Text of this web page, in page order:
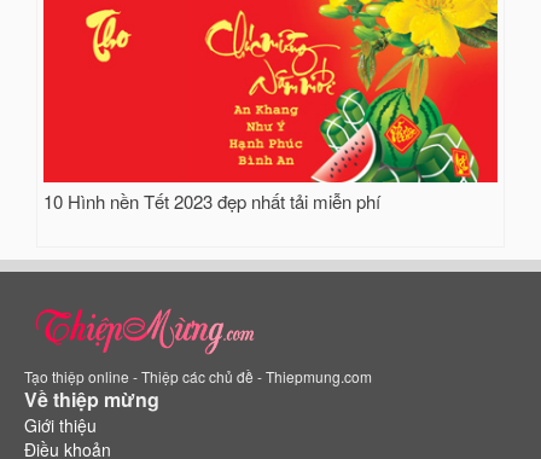
10 Hình nền Tết 2023 đẹp nhất tải miễn phí
Tạo thiệp online - Thiệp các chủ đề - Thiepmung.com
Về thiệp mừng
Giới thiệu
Điều khoản